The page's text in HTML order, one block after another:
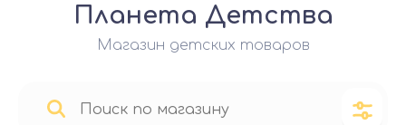
Планета Детства
Магазин детских товаров